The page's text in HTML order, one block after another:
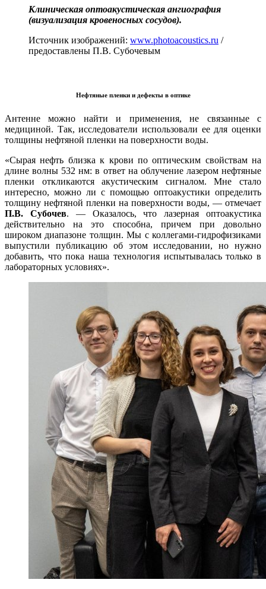
Клиническая оптоакустическая ангиография
(визуализация кровеносных сосудов).
Источник изображений: www.photoacoustics.ru /
предоставлены П.В. Субочевым
Нефтяные пленки и дефекты в оптике
Антенне можно найти и применения, не связанные с
медициной. Так, исследователи использовали ее для оценки
толщины нефтяной пленки на поверхности воды.
«Сырая нефть близка к крови по оптическим свойствам на
длине волны 532 нм: в ответ на облучение лазером нефтяные
пленки откликаются акустическим сигналом. Мне стало
интересно, можно ли с помощью оптоакустики определить
толщину нефтяной пленки на поверхности воды, — отмечает
П.В. Субочев. — Оказалось, что лазерная оптоакустика
действительно на это способна, причем при довольно
широком диапазоне толщин. Мы с коллегами-гидрофизиками
выпустили публикацию об этом исследовании, но нужно
добавить, что пока наша технология испытывалась только в
лабораторных условиях».